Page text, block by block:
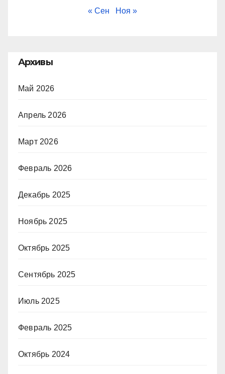
« Сен Ноя »
Архивы
Май 2026
Апрель 2026
Март 2026
Февраль 2026
Декабрь 2025
Ноябрь 2025
Октябрь 2025
Сентябрь 2025
Июль 2025
Февраль 2025
Октябрь 2024